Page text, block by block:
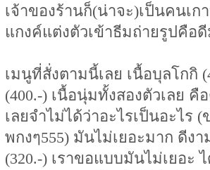
เจ้าของร้านก็(น่าจะ)เป็นคนเก
แกงค์แต่งตัวเข้าธีมถ่ายรูปคือ
เมนูที่สั่งตามนี้เลย เนื้อบุลโกกิ
(400.-) เนื้อนุ่มทั้งสองตัวเลย คื
เลยจำไม่ได้ว่าอะไรเป็นอะไร
พกงๆ555) มันไม่เยอะมาก ดีง
(320.-) เราขอแบบมันไม่เยอะ